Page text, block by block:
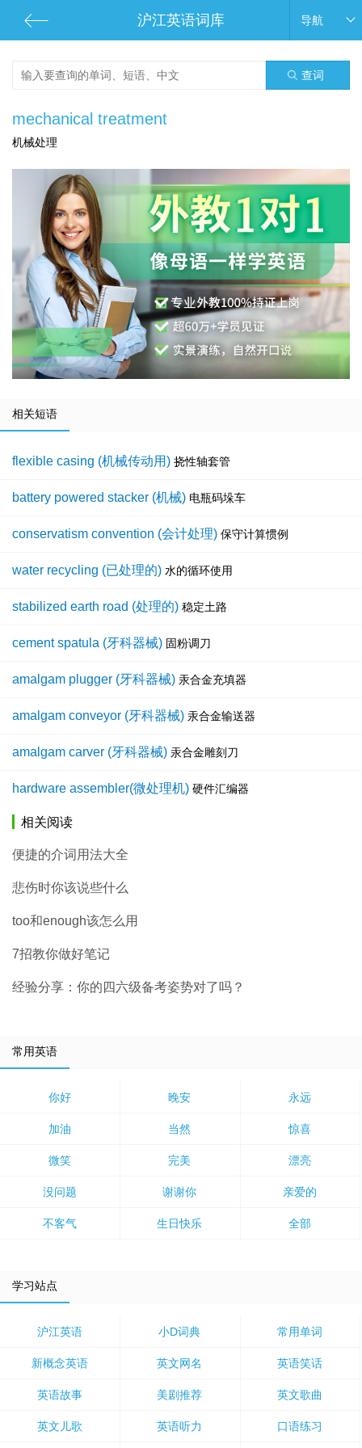
沪江英语词库 导航
查词
mechanical treatment
机械处理
相关短语
flexible casing (机械传动用) 挠性轴套管
battery powered stacker (机械) 电瓶码垛车
conservatism convention (会计处理) 保守计算惯例
water recycling (已处理的) 水的循环使用
stabilized earth road (处理的) 稳定土路
cement spatula (牙科器械) 固粉调刀
amalgam plugger (牙科器械) 汞合金充填器
amalgam conveyor (牙科器械) 汞合金输送器
amalgam carver (牙科器械) 汞合金雕刻刀
hardware assembler(微处理机) 硬件汇编器
相关阅读
便捷的介词用法大全
悲伤时你该说些什么
too和enough该怎么用
7招教你做好笔记
经验分享：你的四六级备考姿势对了吗？
常用英语
你好 晚安 永远
加油 当然 惊喜
微笑 完美 漂亮
没问题 谢谢你 亲爱的
不客气 生日快乐 全部
学习站点
沪江英语 小D词典 常用单词
新概念英语 英文网名 英语笑话
英语故事 美剧推荐 英文歌曲
英文儿歌 英语听力 口语练习